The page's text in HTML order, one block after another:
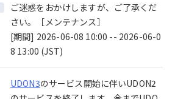
ご迷惑をおかけしますが、ご了承くだ
さい。［メンテナンス］
[期間] 2026-06-08 10:00 -- 2026-06-0
8 13:00 (JST)
UDON3のサービス開始に伴いUDON2